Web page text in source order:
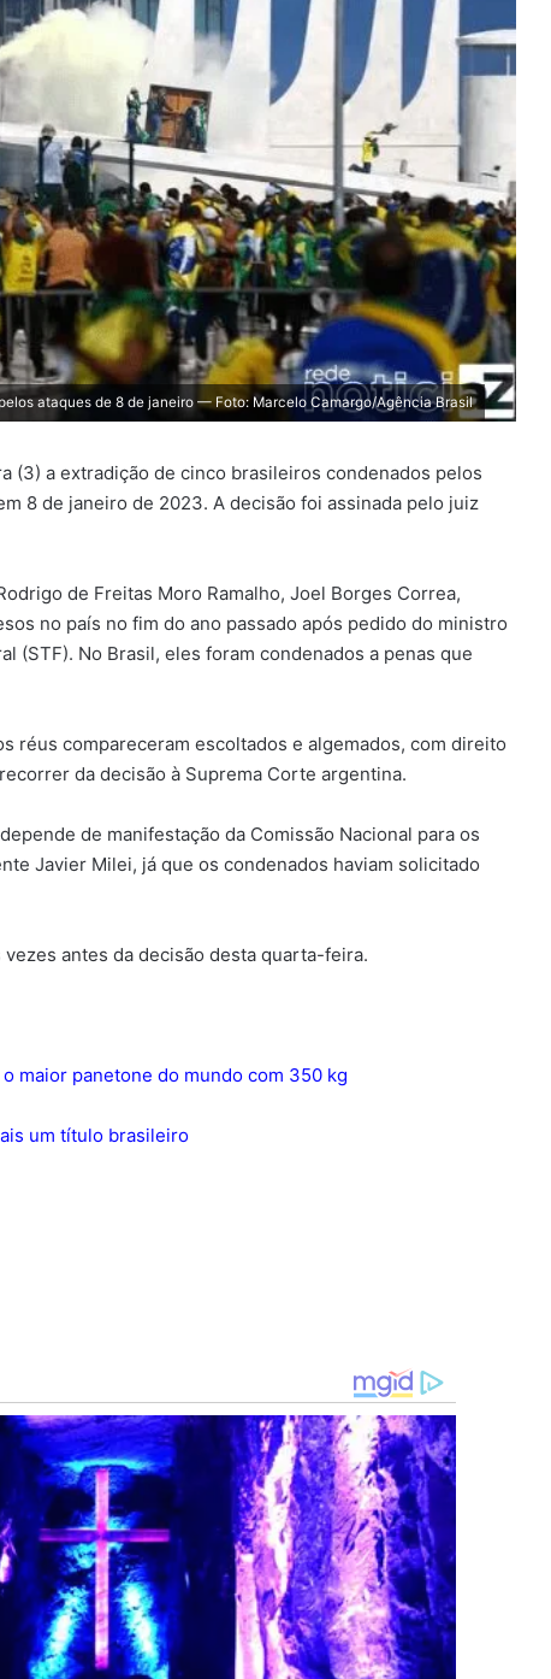
ataques de 8 de janeiro — Foto: Marcelo Camargo/Agência Brasil
(3) a extradição de cinco brasileiros condenados pelos
8 de janeiro de 2023. A decisão foi assinada pelo juiz
de Freitas Moro Ramalho, Joel Borges Correa,
no país no fim do ano passado após pedido do ministro
(STF). No Brasil, eles foram condenados a penas que
réus compareceram escoltados e algemados, com direito
da decisão à Suprema Corte argentina.
de manifestação da Comissão Nacional para os
Javier Milei, já que os condenados haviam solicitado
antes da decisão desta quarta-feira.
maior panetone do mundo com 350 kg
um título brasileiro